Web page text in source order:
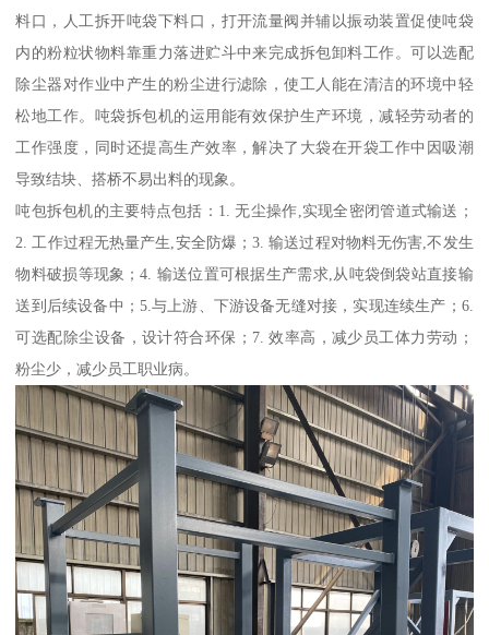
料口，人工拆开吨袋下料口，打开流量阀并辅以振动装置促使吨袋
内的粉粒状物料靠重力落进贮斗中来完成拆包卸料工作。可以选配
除尘器对作业中产生的粉尘进行滤除，使工人能在清洁的环境中轻
松地工作。吨袋拆包机的运用能有效保护生产环境，减轻劳动者的
工作强度，同时还提高生产效率，解决了大袋在开袋工作中因吸潮
导致结块、搭桥不易出料的现象。
吨包拆包机的主要特点包括：1. 无尘操作,实现全密闭管道式输送；
2. 工作过程无热量产生,安全防爆；3. 输送过程对物料无伤害,不发生
物料破损等现象；4. 输送位置可根据生产需求,从吨袋倒袋站直接输
送到后续设备中；5.与上游、下游设备无缝对接，实现连续生产；6.
可选配除尘设备，设计符合环保；7. 效率高，减少员工体力劳动；
粉尘少，减少员工职业病。